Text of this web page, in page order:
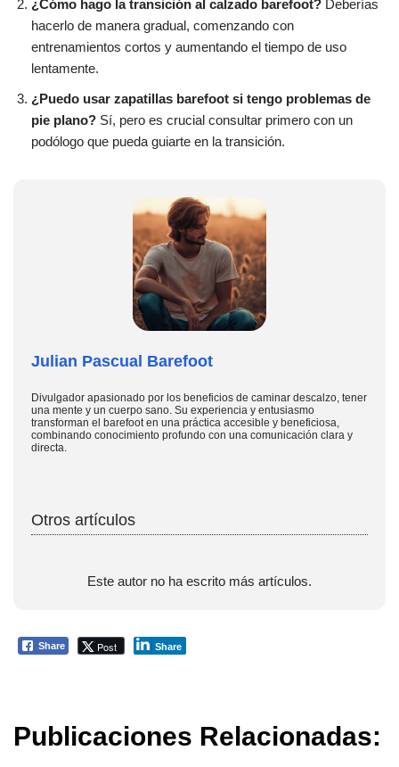
¿Cómo hago la transición al calzado barefoot? Deberías
hacerlo de manera gradual, comenzando con
entrenamientos cortos y aumentando el tiempo de uso
lentamente.
¿Puedo usar zapatillas barefoot si tengo problemas de
pie plano? Sí, pero es crucial consultar primero con un
podólogo que pueda guiarte en la transición.
Julian Pascual Barefoot
Divulgador apasionado por los beneficios de caminar descalzo, tener
una mente y un cuerpo sano. Su experiencia y entusiasmo
transforman el barefoot en una práctica accesible y beneficiosa,
combinando conocimiento profundo con una comunicación clara y
directa.
Otros artículos
Este autor no ha escrito más artículos.
Share Post Share
Publicaciones Relacionadas: